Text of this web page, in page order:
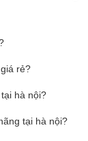
giá rẻ?
hà nội?
tại hà nội?